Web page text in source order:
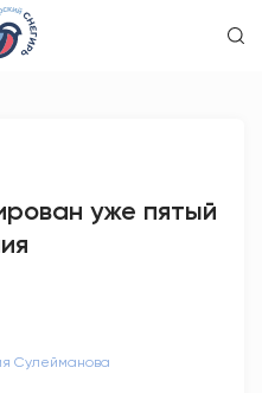
уже пятый
Сулейманова